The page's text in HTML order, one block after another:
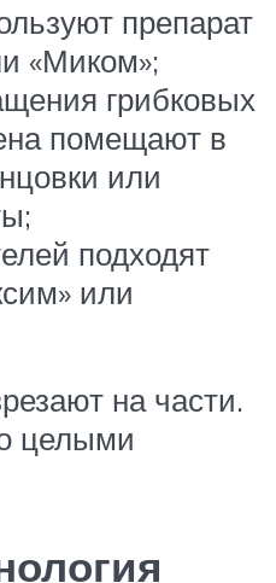
препарат
«Миком»;
грибковых
помещают в
или
подходят
или
на части.
целыми